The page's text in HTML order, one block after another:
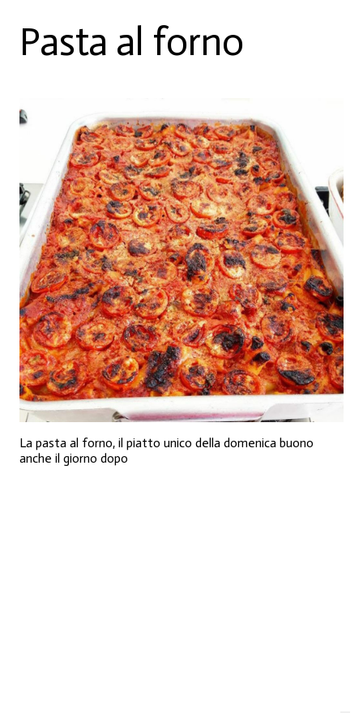
Pasta al forno
La pasta al forno, il piatto unico della domenica buono
anche il giorno dopo